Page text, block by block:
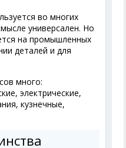
во многих
универсален. Но
на промышленных
деталей и для
много:
электрические,
кузнечные,